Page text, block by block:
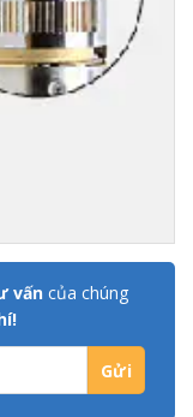
vấn của chúng